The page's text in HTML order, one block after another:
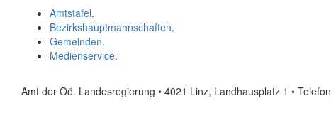
Amtstafel.
Bezirkshauptmannschaften.
Gemeinden.
Medienservice.
Amt der Oö. Landesregierung • 4021 Linz, Landhausplatz 1 • Telefon